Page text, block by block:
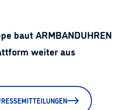
baut ARMBANDUHREN
weiter aus